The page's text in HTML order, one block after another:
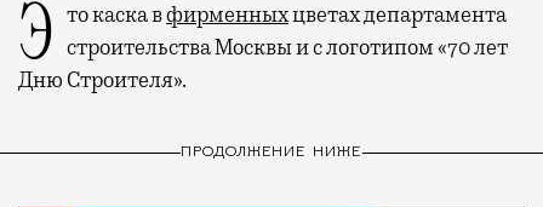
Это каска вфирменныхцветах департамента
строительства Москвы и с логотипом «70 лет
Дню Строителя».
ПРОДОЛЖЕНИЕ НИЖЕ